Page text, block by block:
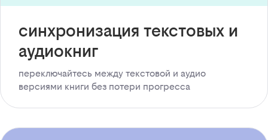
синхронизация текстовых и
аудиокниг
переключайтесь между текстовой и аудио
версиями книги без потери прогресса